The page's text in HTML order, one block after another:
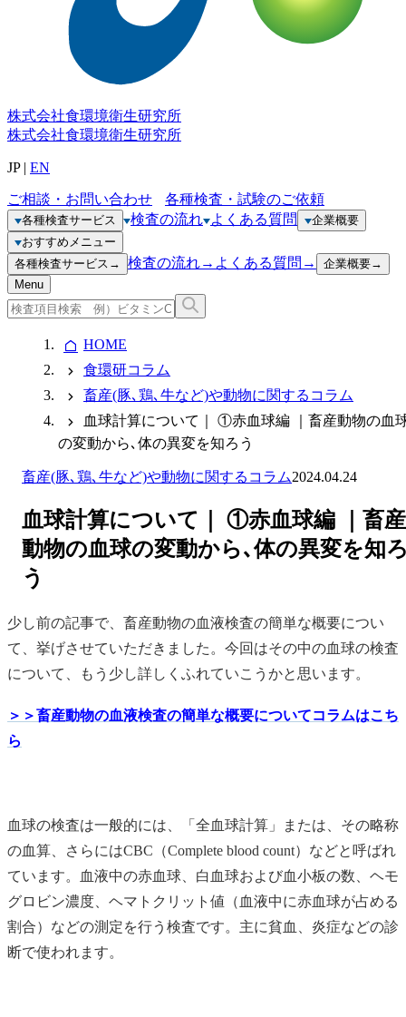
株式会社食環境衛生研究所
株式会社食環境衛生研究所
JP| EN
ご相談・お問い合わせ 各種検査・試験のご依頼
各種検査サービス 検査の流れ よくある質問
企業概要
おすすめメニュー
各種検査サービス → 検査の流れ→ よくある質問 → 企業概要→
Menu
HOME
食環研コラム
畜産(豚､鶏､牛など)や動物に関するコラム
血球計算について｜ ①赤血球編 ｜畜産動物の血
の変動から､体の異変を知ろう
畜産(豚､鶏､牛など)や動物に関するコラム2024.04.24
血球計算について｜ ①赤血球編 ｜畜産
動物の血球の変動から､体の異変を知
う
少し前の記事で、畜産動物の血液検査の簡単な概要につい
て、挙げさせていただきました。今回はその中の血球の検査
について、もう少し詳しくふれていこうかと思います。
＞＞畜産動物の血液検査の簡単な概要についてコラムはこち
ら
血球の検査は一般的には、「全血球計算」または、その略称
の血算、さらにはCBC（Complete blood count）などと呼ばれ
ています。血液中の赤血球、白血球および血小板の数、ヘモ
グロビン濃度、ヘマトクリット値（血液中に赤血球が占める
割合）などの測定を行う検査です。主に貧血、炎症などの診
断で使われます。